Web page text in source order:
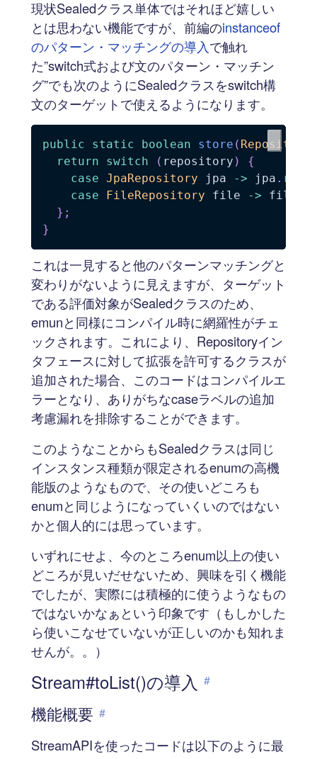
現状Sealedクラス単体ではそれほど嬉しい
とは思わない機能ですが、前編のinstanceof
のパターン・マッチングの導入で触れ
た”switch式および文のパターン・マッチン
グ”でも次のようにSealedクラスをswitch構
文のターゲットで使えるようになります。
public static boolean store ( Repository
return
switch ( repository )
{
case JpaRepository jpa -> jpa .
case
FileRepository file -> file
} ;
}
これは一見すると他のパターンマッチングと
変わりがないように見えますが、ターゲット
である評価対象がSealedクラスのため、
emunと同様にコンパイル時に網羅性がチェ
ックされます。これにより、Repositoryイン
タフェースに対して拡張を許可するクラスが
追加された場合、このコードはコンパイルエ
ラーとなり、ありがちなcaseラベルの追加
考慮漏れを排除することができます。
このようなことからもSealedクラスは同じ
インスタンス種類が限定されるenumの高機
能版のようなもので、その使いどころも
enumと同じようになっていくいのではない
かと個人的には思っています。
いずれにせよ、今のところenum以上の使い
どころが見いだせないため、興味を引く機能
でしたが、実際には積極的に使うようなもの
ではないかなぁという印象です（もしかした
ら使いこなせていないが正しいのかも知れま
せんが。。）
Stream#toList()の導入 #
機能概要 #
StreamAPIを使ったコードは以下のように最